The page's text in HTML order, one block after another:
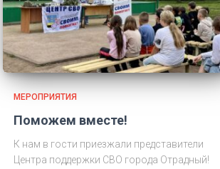
МЕРОПРИЯТИЯ
Поможем вместе!
К нам в гости приезжали представители
Центра поддержки СВО города Отрадный!